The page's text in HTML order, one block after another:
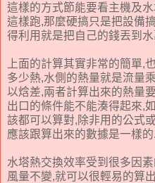
這樣的方式節能要看主機及
這樣跑,那麼硬搞只是把設備
得利用就是把自己的錢丟到
上面的計算其實非常的簡單,
多少熱,水側的熱量就是流量
以焓差,兩者計算出來的熱量
出口的條件能不能湊得起來,
該都可以算對,除非用的公式
應該跟算出來的數據是一樣的.
水塔熱交換效率受到很多因
風量不變,就可以很輕易的算